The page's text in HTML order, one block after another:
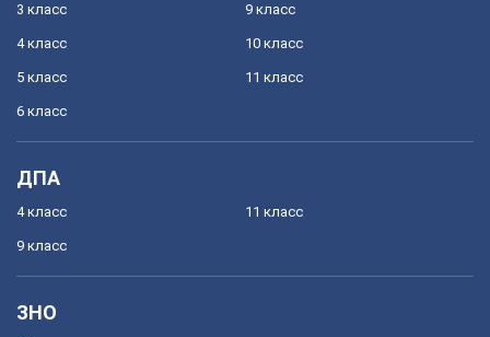
3 класс
4 класс
5 класс
6 класс
9 класс
10 класс
11 класс
ДПА
4 класс
9 класс
11 класс
ЗНО